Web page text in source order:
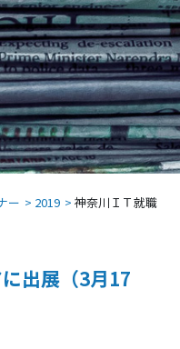
ー 2019
神奈川ＩＴ就職
出展（3月17